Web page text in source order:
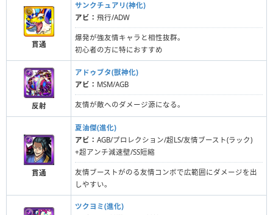
貫通
サンクチュアリ(神化)
アビ： 飛行/ADW
爆発が強友情キャラと相性抜群。
初心者の方に特におすすめ
反射
アドゥブタ(獣神化)
アビ： MSM/AGB
友情が敵へのダメージ源になる。
貫通
夏油傑(進化)
アビ： AGB/プロレクション/超LS/友情ブースト(ラック)
+超アンチ減速壁/SS短縮
友情ブーストがのる友情コンボで広範囲にダメージを出
しやすい。
ツクヨミ(進化)